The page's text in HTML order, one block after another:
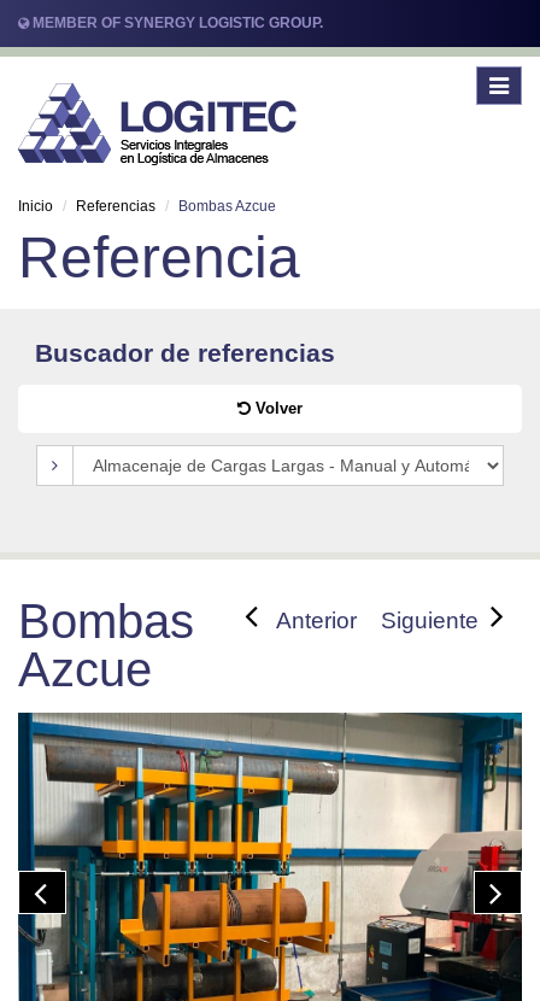
MEMBER OF SYNERGY LOGISTIC GROUP.
Toggle
Inicio Referencias Bombas Azcue
Referencia
Buscador de referencias
Volver
Anterior Siguiente
Bombas
Azcue